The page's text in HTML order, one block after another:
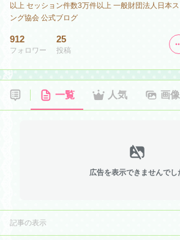
以上 セッション件数3万件以上 一般財団法人日本
ング協会 公式ブログ
912
フォロワー
25
投稿
一覧 人気 画像
広告を表示できませんでし
記事の表示